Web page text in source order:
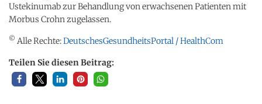
Ustekinumab zur Behandlung von erwachsenen Patienten mit
Morbus Crohn zugelassen.
© Alle Rechte:DeutschesGesundheitsPortal / HealthCom
Teilen Sie diesen Beitrag: